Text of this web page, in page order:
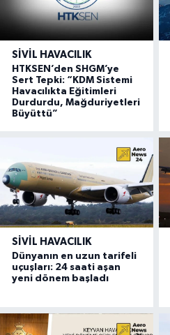
SIVIL HAVACILIK
HTKSEN’den SHGM’ye
Sert Tepki: “KDM Sistemi
Havacılıkta Eğitimleri
Durdurdu, Mağduriyetleri
Büyüttü”
SIVIL HAVACILIK
Dünyanın en uzun tarifeli
uçuşları: 24 saati aşan
yeni dönem başladı